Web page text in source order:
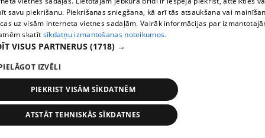
pirms 2 nedēļām, 6 dienām
Margarita Kolosova atklāti par dronu radīto
nedrošības sajūtu Latgalē
72. epizode
savu piekrišanu. Piekrišanas sniegšana, kā arī tās atsaukšana vai
uz visām interneta vietnes sadaļām. Vairāk informācijas par
skatīt sīkdatņu izmantošanas noteikumos.
VISUS PARTNERUS (1718) →
IZVĒLI
PIEKRIST VISĀM SĪKDATNĒM
ATSTĀT TEHNISKĀS SĪKDATNES